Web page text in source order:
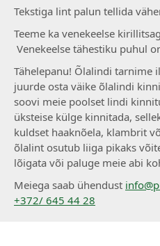
Tekstiga lint palun tellida
Teeme ka venekeelse
Venekeelse tähestiku puhul
Tähelepanu! Õlalindi tarnime
juurde osta väike õlalindi
soovi meie poolset lindi
üksteise külge kinnitada,
kuldset haaknõela, klambrit
õlalint osutub liiga pikaks
lõigata või paluge meie abi
Meiega saab ühendust
+372/ 645 44 28